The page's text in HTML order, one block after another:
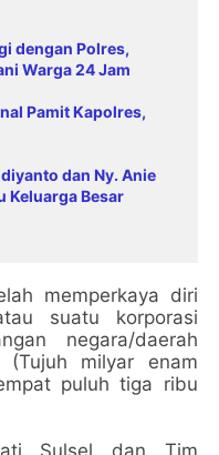
dengan Polres,
Warga 24 Jam
Pamit Kapolres,
dan Ny. Anie
Keluarga Besar
memperkaya diri
suatu korporasi
negara/daerah
(Tujuh milyar enam
puluh tiga ribu
Sulsel dan Tim